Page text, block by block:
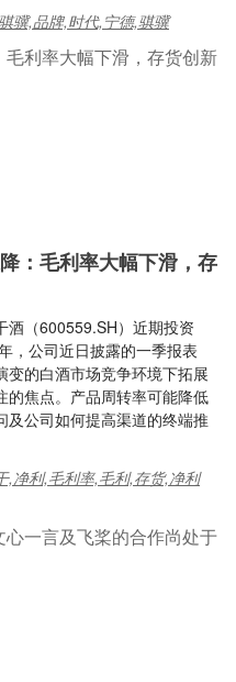
骥,品牌,时代,宁德,骐骥
：毛利率大幅下滑，存
酒（600559.SH）近期投资
，公司近日披露的一季报表
的白酒市场竞争环境下拓展
的焦点。产品周转率可能降低
公司如何提高渠道的终端推
,净利,毛利率,毛利,存货,净利